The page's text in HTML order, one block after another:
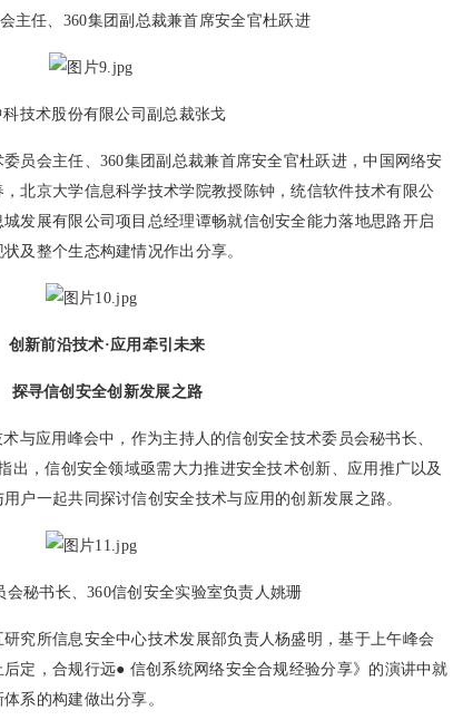
主任、360集团副总裁兼首席安全官杜跃进
科技术股份有限公司副总裁张戈
会主任、360集团副总裁兼首席安全官杜跃进，中国网络安
北京大学信息科学技术学院教授陈钟，统信软件技术有限公
发展有限公司项目总经理谭畅就信创安全能力落地思路开启
及整个生态构建情况作出分享。
创新前沿技术·应用牵引未来
探寻信创安全创新发展之路
应用峰会中，作为主持人的信创安全技术委员会秘书长、
出，信创安全领域亟需大力推进安全技术创新、应用推广以及
户一起共同探讨信创安全技术与应用的创新发展之路。
会秘书长、360信创安全实验室负责人姚珊
所信息安全中心技术发展部负责人杨盛明，基于上午峰会
定，合规行远● 信创系统网络安全合规经验分享》的演讲中就
系的构建做出分享。